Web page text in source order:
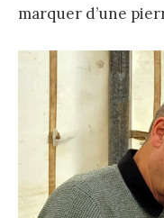
marquer d’une